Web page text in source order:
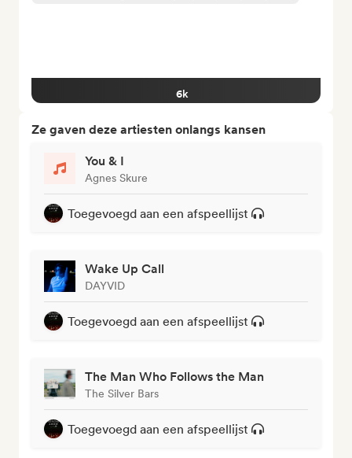
6k
Ze gaven deze artiesten onlangs kansen
You & I
Agnes Skure
Toegevoegd aan een afspeellijst
Wake Up Call
DAYVID
Toegevoegd aan een afspeellijst
The Man Who Follows the Man
The Silver Bars
Toegevoegd aan een afspeellijst